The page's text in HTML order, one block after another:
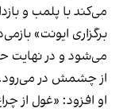
می‌کند با پلمب و
برگزاری ایونت»
می‌شود و در نهایت
از چشمش در
او افزود: «غول از